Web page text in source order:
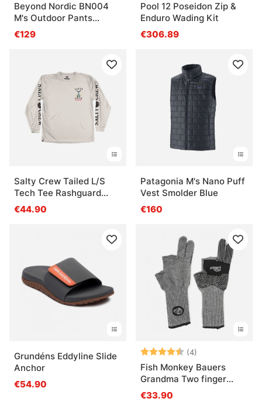
Beyond Nordic BN004
M's Outdoor Pants
Woodland Green
€129
Pool 12 Poseidon Zip &
Enduro Wading Kit
€306.89
Salty Crew Tailed L/S
Tech Tee Rashguard
White
€44.90
Patagonia M's Nano Puff
Vest Smolder Blue
€160
Grundéns Eddyline Slide
Anchor
€54.90
Note: (4)
Fish Monkey Bauers
Grandma Two finger
Wool Glove
€33.90